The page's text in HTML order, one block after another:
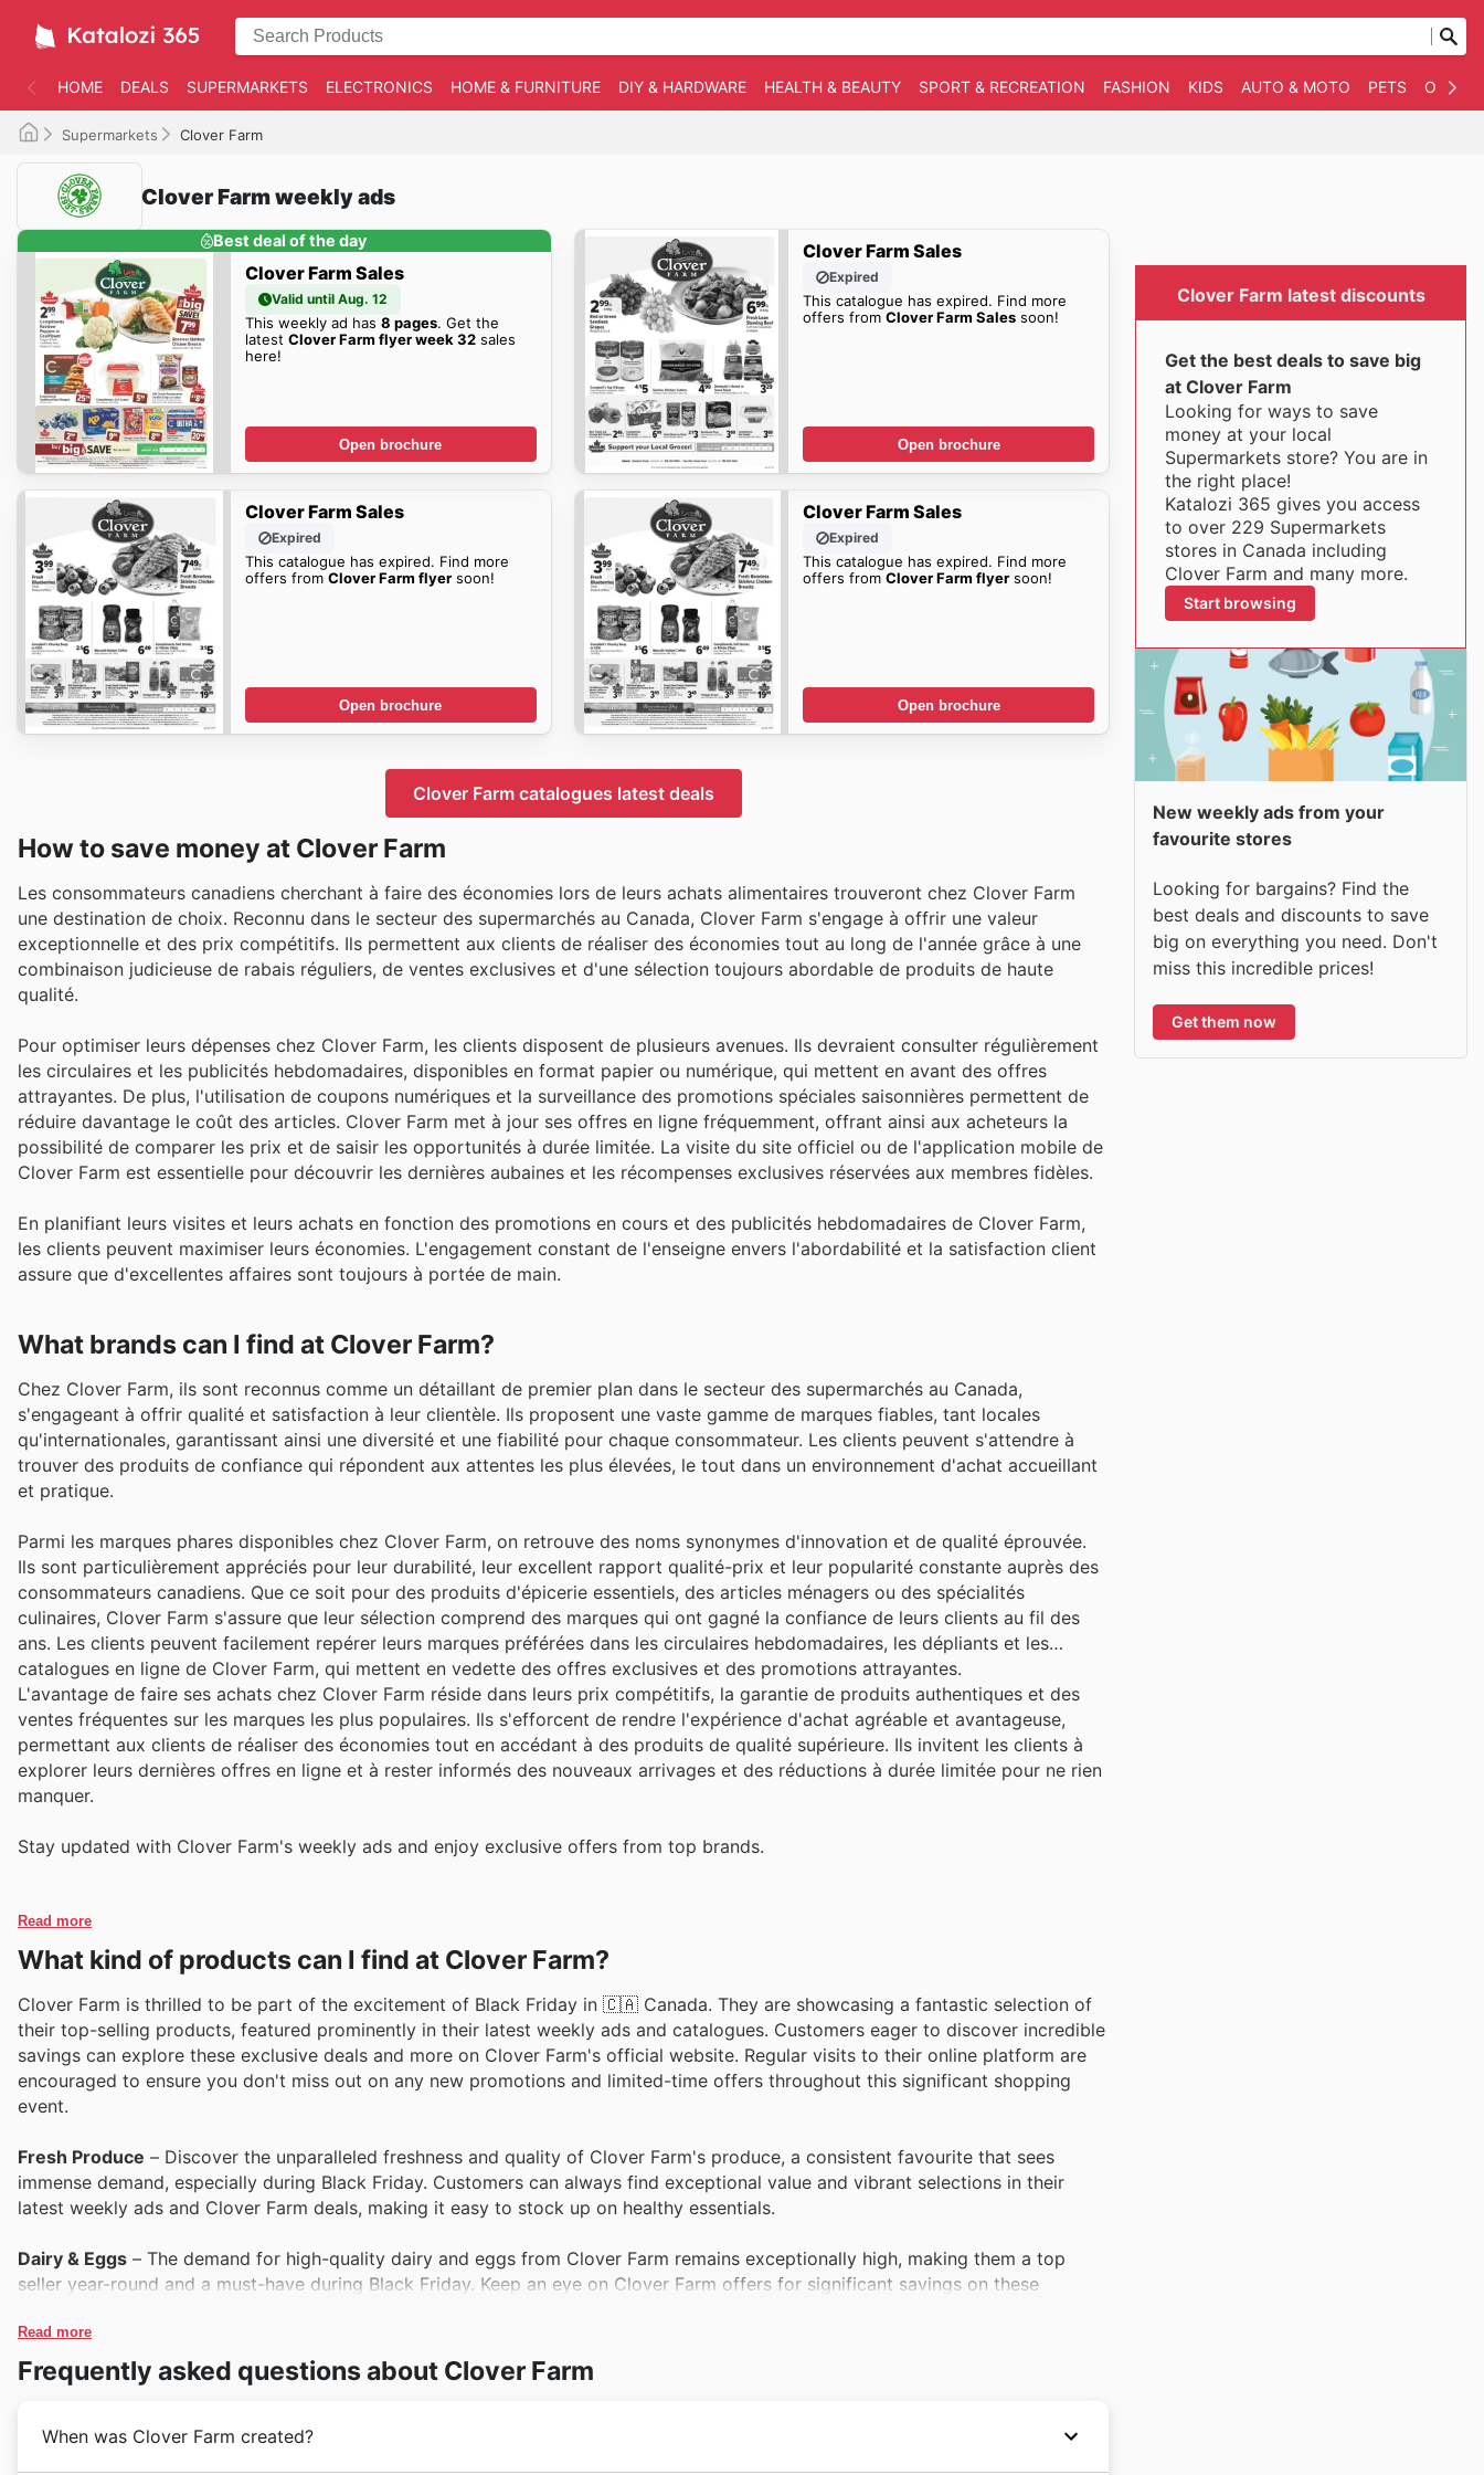
HOME DEALS SUPERMARKETS ELECTRONICS HOME & FURNITURE DIY & HARDWARE HEALTH & BEAUTY SPORT & RECREATION FASHION KIDS AUTO & MOTO PETS
Supermarkets Clover Farm
Clover Farm weekly ads
Best deal of the day
Clover Farm Sales
Valid until Aug. 12
This weekly ad has 8 pages. Get the
latest Clover Farm flyer week 32sales
here!
Open brochure
Clover Farm Sales
Expired
This catalogue has expired. Find more
offers fromClover Farm Sales soon!
Open brochure
Clover Farm Sales
Expired
This catalogue has expired. Find more
offers from Clover Farm flyersoon!
Open brochure
Clover Farm Sales
Expired
This catalogue has expired. Find more
offers fromClover Farm flyer soon!
Open brochure
Clover Farm catalogues latest deals
How to save money at Clover Farm
Les consommateurs canadiens cherchant à faire des économies lors de leurs achats alimentaires trouveront chez Clover Farm
une destination de choix. Reconnu dans le secteur des supermarchés au Canada, Clover Farm s'engage à offrir une valeur
exceptionnelle et des prix compétitifs. Ils permettent aux clients de réaliser des économies tout au long de l'année grâce à une
combinaison judicieuse de rabais réguliers, de ventes exclusives et d'une sélection toujours abordable de produits de haute
qualité.
Pour optimiser leurs dépenses chez Clover Farm, les clients disposent de plusieurs avenues. Ils devraient consulter régulièrement
les circulaires et les publicités hebdomadaires, disponibles en format papier ou numérique, qui mettent en avant des offres
attrayantes. De plus, l'utilisation de coupons numériques et la surveillance des promotions spéciales saisonnières permettent de
réduire davantage le coût des articles. Clover Farm met à jour ses offres en ligne fréquemment, offrant ainsi aux acheteurs la
possibilité de comparer les prix et de saisir les opportunités à durée limitée. La visite du site officiel ou de l'application mobile de
Clover Farm est essentielle pour découvrir les dernières aubaines et les récompenses exclusives réservées aux membres fidèles.
En planifiant leurs visites et leurs achats en fonction des promotions en cours et des publicités hebdomadaires de Clover Farm,
les clients peuvent maximiser leurs économies. L'engagement constant de l'enseigne envers l'abordabilité et la satisfaction client
assure que d'excellentes affaires sont toujours à portée de main.
What brands can I find at Clover Farm?
Chez Clover Farm, ils sont reconnus comme un détaillant de premier plan dans le secteur des supermarchés au Canada,
s'engageant à offrir qualité et satisfaction à leur clientèle. Ils proposent une vaste gamme de marques fiables, tant locales
qu'internationales, garantissant ainsi une diversité et une fiabilité pour chaque consommateur. Les clients peuvent s'attendre à
trouver des produits de confiance qui répondent aux attentes les plus élevées, le tout dans un environnement d'achat accueillant
et pratique.
Parmi les marques phares disponibles chez Clover Farm, on retrouve des noms synonymes d'innovation et de qualité éprouvée.
Ils sont particulièrement appréciés pour leur durabilité, leur excellent rapport qualité-prix et leur popularité constante auprès des
consommateurs canadiens. Que ce soit pour des produits d'épicerie essentiels, des articles ménagers ou des spécialités
culinaires, Clover Farm s'assure que leur sélection comprend des marques qui ont gagné la confiance de leurs clients au fil des
ans. Les clients peuvent facilement repérer leurs marques préférées dans les circulaires hebdomadaires, les dépliants et les
catalogues en ligne de Clover Farm, qui mettent en vedette des offres exclusives et des promotions attrayantes.
L'avantage de faire ses achats chez Clover Farm réside dans leurs prix compétitifs, la garantie de produits authentiques et des
ventes fréquentes sur les marques les plus populaires. Ils s'efforcent de rendre l'expérience d'achat agréable et avantageuse,
permettant aux clients de réaliser des économies tout en accédant à des produits de qualité supérieure. Ils invitent les clients à
explorer leurs dernières offres en ligne et à rester informés des nouveaux arrivages et des réductions à durée limitée pour ne rien
manquer.
Stay updated with Clover Farm's weekly ads and enjoy exclusive offers from top brands.
Read more
What kind of products can I find at Clover Farm?
Clover Farm is thrilled to be part of the excitement of Black Friday in 🇨🇦 Canada. They are showcasing a fantastic selection of
their top-selling products, featured prominently in their latest weekly ads and catalogues. Customers eager to discover incredible
savings can explore these exclusive deals and more on Clover Farm's official website. Regular visits to their online platform are
encouraged to ensure you don't miss out on any new promotions and limited-time offers throughout this significant shopping
event.
Fresh Produce – Discover the unparalleled freshness and quality of Clover Farm's produce, a consistent favourite that sees
immense demand, especially during Black Friday. Customers can always find exceptional value and vibrant selections in their
latest weekly ads and Clover Farm deals, making it easy to stock up on healthy essentials.
Dairy & Eggs – The demand for high-quality dairy and eggs from Clover Farm remains exceptionally high, making them a top
seller year-round and a must-have during Black Friday. Keep an eye on Clover Farm offers for significant savings on these
Bakery Goods– Indulge in the irresistible aroma and taste of Clover Farm's freshly baked goods, a category that consistently
flies off the shelves, particularly when Black Friday sales are announced. Their weekly ads often highlight delicious treats and
Read more
Frequently asked questions about Clover Farm
When was Clover Farm created?
Clover Farm latest discounts
Get the best deals to save big
at Clover Farm
Looking for ways to save
money at your local
Supermarkets store? You are in
the right place!
Katalozi 365 gives you access
to over 229 Supermarkets
stores in Canada including
Clover Farm and many more.
Start browsing
New weekly ads from your
favourite stores
Looking for bargains? Find the
best deals and discounts to save
big on everything you need. Don't
miss this incredible prices!
Get them now